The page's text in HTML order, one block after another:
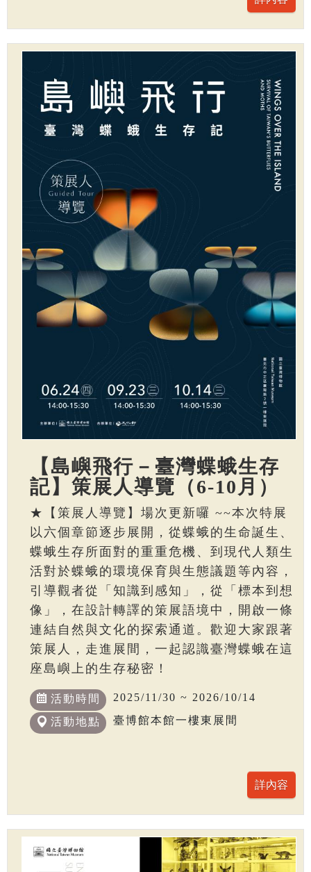
【島嶼飛行－臺灣蝶蛾生存
記】策展人導覽（6-10月）
★【策展人導覽】場次更新囉 ~~本次特展
以六個章節逐步展開，從蝶蛾的生命誕生、
蝶蛾生存所面對的重重危機、到現代人類生
活對於蝶蛾的環境保育與生態議題等內容，
引導觀者從「知識到感知」，從「標本到想
像」，在設計轉譯的策展語境中，開啟一條
連結自然與文化的探索通道。歡迎大家跟著
策展人，走進展間，一起認識臺灣蝶蛾在這
座島嶼上的生存秘密！
活動時間 2025/11/30 ~ 2026/10/14
活動地點 臺博館本館一樓東展間